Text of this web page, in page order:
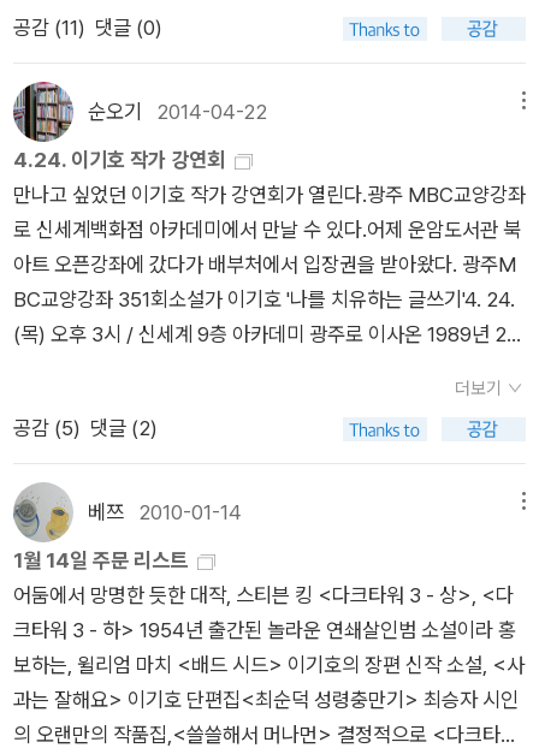
공감 (11) 댓글 (0)
순오기 2014-04-22
4.24. 이기호 작가 강연회
만나고 싶었던 이기호 작가 강연회가 열린다.광주 MBC교양강좌
로 신세계백화점 아카데미에서 만날 수 있다.어제 운암도서관 북
아트 오픈강좌에 갔다가 배부처에서 입장권을 받아왔다. 광주M
BC교양강좌 351회소설가 이기호 '나를 치유하는 글쓰기'4. 24.
(목) 오후 3시 / 신세계 9층 아카데미 광주로 이사온 1989년 2
아이가 태어나 벌써 스물여섯이 되었으니, 그때 들었던 내용은 기
억이 깜깜하다.적자생존자인 내 기록물을 뒤지면 어디엔가 적혀
데 <사과는 잘해요>를 읽고 작가초청도 생각했었다.http://blo
g.aladin.co.kr/714960143/3400561<좋은사람>에 실린 평
범한 생활인의 일상도 재밌게 읽었다. 강연에 가기 전 읽으려고<
갈팡질팡 내 이럴 줄 알았지>를 주문한다. . 광주MBC를 비
롯한 신세계백화점 아카데미 등 입장권 배부처에서 무료로 입장
권을 나누어 준다.나는 여기-로이젠 신사정장운암점(광주문화예
술회관 옆)에서 받아 왔다.
더보기
공감 (5) 댓글 (2)
베쯔 2010-01-14
1월 14일 주문 리스트
어둠에서 망명한 듯한 대작, 스티븐 킹 <다크타워 3 - 상>, <다
크타워 3 - 하> 1954년 출간된 놀라운 연쇄살인범 소설이라 홍
보하는, 윌리엄 마치 <배드 시드> 이기호의 장편 신작 소설, <사
과는 잘해요> 이기호 단편집<최순덕 성령충만기> 최승자 시인
의 오랜만의 작품집,<쓸쓸해서 머나먼> 결정적으로 <다크타워